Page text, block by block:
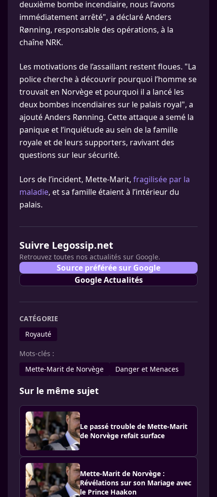
deuxième bombe incendiaire, nous l’avons
immédiatement arrêté", a déclaré Anders
Rønning, responsable des opérations, à la
chaîne NRK.
Les motivations de l’assaillant restent floues. "La
police cherche à découvrir pourquoi l’homme se
trouvait en Norvège et pourquoi il a lancé les
deux bombes incendiaires sur le palais royal", a
ajouté Anders Rønning. Cette attaque a semé la
panique et l’inquiétude au sein de la famille
royale et de leurs supporters, ravivant des
questions sur leur sécurité.
Lors de l’incident, Mette-Marit, fragilisée par la
maladie, et sa famille étaient à l’intérieur du
palais.
Suivre Legossip.net
Retrouvez toutes nos actualités sur Google.
Source préférée sur Google
Google Actualités
CATÉGORIE
Royauté
Mots-clés :
Mette-Marit de Norvège
Danger et Menaces
Sur le même sujet
Le passé trouble de Mette-Marit
de Norvège refait surface
Mette-Marit de Norvège :
Révélations sur son Mariage avec
le Prince Haakon